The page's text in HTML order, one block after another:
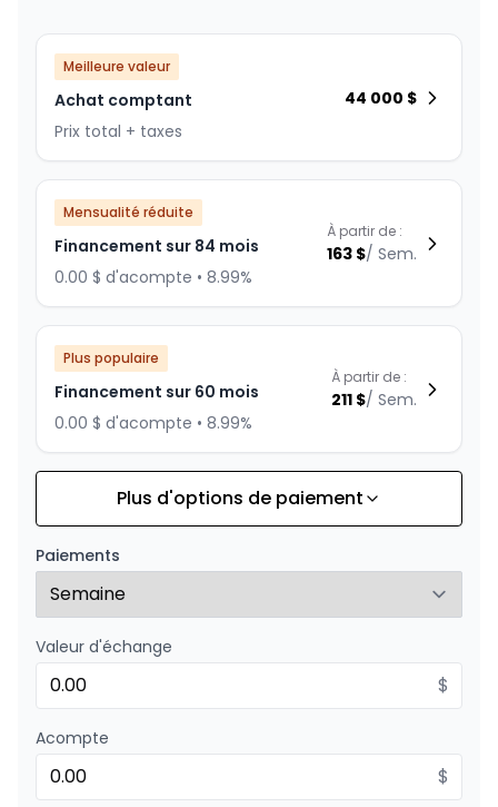
Meilleure valeur
Achat comptant
Prix total + taxes
44 000 $
Mensualité réduite
Financement sur 84 mois
0.00 $ d'acompte • 8.99%
À partir de :
163 $/ Sem.
Plus populaire
Financement sur 60 mois
0.00 $ d'acompte • 8.99%
À partir de :
211 $/ Sem.
Financement sur 72 mois
0.00 $ d'acompte • 8.99%
À partir de :
Financement sur 48 mois
Financement sur 48 mois
0.00 $ d'acompte • 8.99%
À partir de :
Financement sur 36 mois
Plus d'options de paiement
Paiements
Valeur d'échange
$
Acompte
$